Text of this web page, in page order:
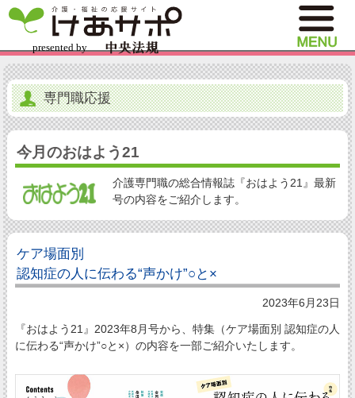
専門職応援
今月のおはよう21
介護専門職の総合情報誌『おはよう21』最新
号の内容をご紹介します。
ケア場面別
認知症の人に伝わる“声かけ”○と×
2023年6月23日
『おはよう21』2023年8月号から、特集（ケア場面別 認知症の人
に伝わる“声かけ”○と×）の内容を一部ご紹介いたします。